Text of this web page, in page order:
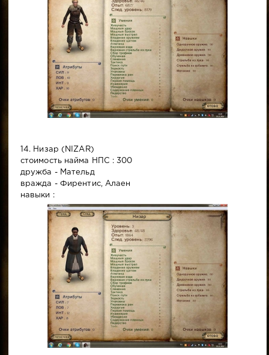
14. Низар (NIZAR)
стоимость найма НПС : 300
дружба - Мательд
вражда - Фирентис, Алаен
навыки :